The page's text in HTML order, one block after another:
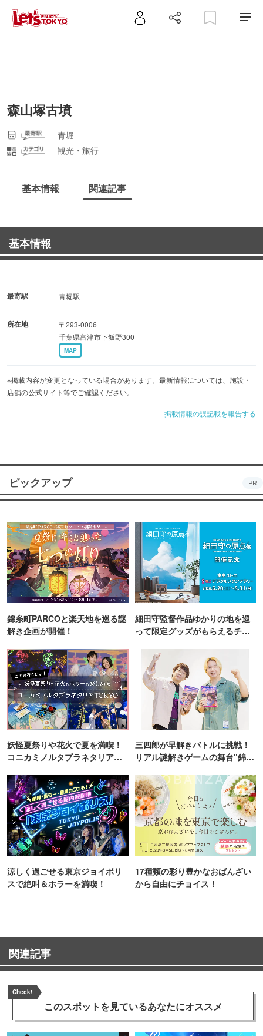
森山塚古墳
青堀
観光・旅行
基本情報 関連記事
基本情報
最寄駅 青堀駅
所在地
〒293-0006
千葉県富津市下飯野300
MAP
※掲載内容が変更となっている場合があります。最新情報については、施設・
店舗の公式サイト等でご確認ください。
掲載情報の誤記載を報告する
ピックアップ PR
錦糸町PARCOと楽天地を巡る謎
解き企画が開催！
細田守監督作品ゆかりの地を巡
って限定グッズがもらえるチャ
妖怪夏祭りや花火で夏を満喫！
コニカミノルタプラネタリア
三四郎が早解きバトルに挑戦！
リアル謎解きゲームの舞台"錦糸
涼しく過ごせる東京ジョイポリ
スで絶叫＆ホラーを満喫！
17種類の彩り豊かなおばんざい
から自由にチョイス！
関連記事
Check!
このスポットを見ているあなたにオススメ